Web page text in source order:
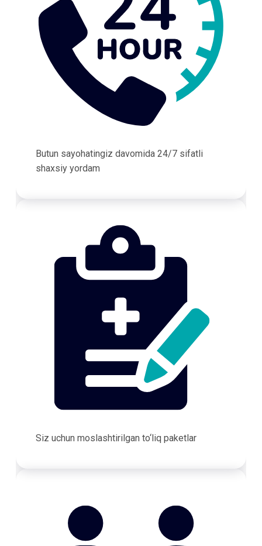
Butun sayohatingiz davomida 24/7 sifatli
shaxsiy yordam
Siz uchun moslashtirilgan to‘liq paketlar